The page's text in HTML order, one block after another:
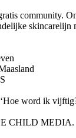
community.
skincarelijn
word ik
CHILD MEDIA.